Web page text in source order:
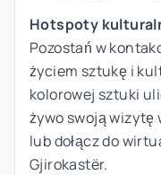
Hotspoty
Pozostań w
życiem sztukę i
kolorowej sztuki
żywo swoją wizytę
lub dołącz do
Gjirokastër.